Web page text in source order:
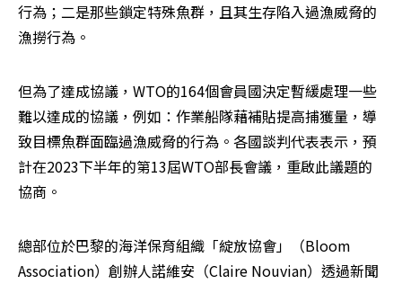
行為；二是那些鎖定特殊魚群，且其生存陷入過漁威脅的
漁撈行為。
但為了達成協議，WTO的164個會員國決定暫緩處理一些
難以達成的協議，例如：作業船隊藉補貼提高捕獲量，導
致目標魚群面臨過漁威脅的行為。各國談判代表表示，預
計在2023下半年的第13屆WTO部長會議，重啟此議題的
協商。
總部位於巴黎的海洋保育組織「綻放協會」（Bloom
Association）創辦人諾維安（Claire Nouvian）透過新聞